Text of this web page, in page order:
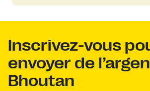
Inscrivez-vous
envoyer de
Bhoutan